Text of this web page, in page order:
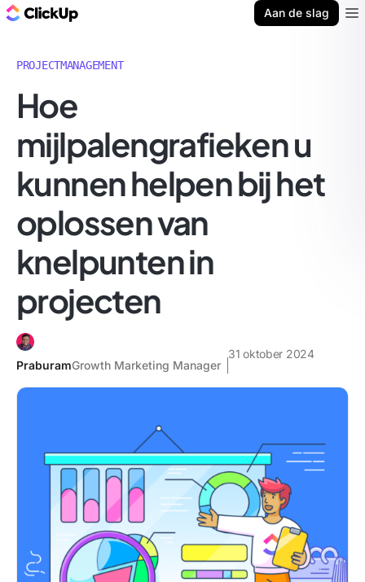
Aan de slag
PROJECTMANAGEMENT
Hoe
mijlpalengrafieken u
kunnen helpen bij het
oplossen van
knelpunten in
projecten
PraburamGrowth Marketing Manager
31 oktober 2024